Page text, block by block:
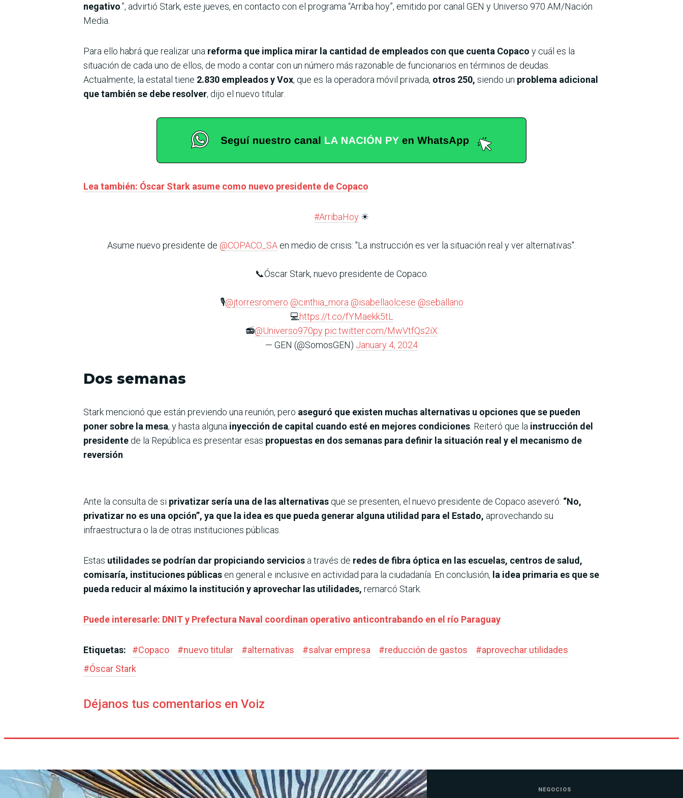
negativo.”, advirtió Stark, este jueves, en contacto con el programa “Arriba hoy”, emitido por canal GEN y Universo 970 AM/Nación
Media.
Para ello habrá que realizar una reforma que implica mirar la cantidad de empleados con que cuenta Copaco y cuál es la
situación de cada uno de ellos, de modo a contar con un número más razonable de funcionarios en términos de deudas.
Actualmente, la estatal tiene 2.830 empleados y Vox, que es la operadora móvil privada, otros 250, siendo un problema adicional
que también se debe resolver, dijo el nuevo titular.
Lea también: Óscar Stark asume como nuevo presidente de Copaco
#ArribaHoy ☀
Asume nuevo presidente de @COPACO_SA en medio de crisis: "La instrucción es ver la situación real y ver alternativas".
📞Óscar Stark, nuevo presidente de Copaco.
🎙️@jtorresromero @cinthia_mora @isabellaolcese @seballano
💻 https://t.co/fYMaekk5tL
📻@Universo970py pic.twitter.com/MwVtfQs2iX
— GEN (@SomosGEN) January 4, 2024
Dos semanas
Stark mencionó que están previendo una reunión, pero aseguró que existen muchas alternativas u opciones que se pueden
poner sobre la mesa, y hasta alguna inyección de capital cuando esté en mejores condiciones . Reiteró que la instrucción del
presidente de la República es presentar esas propuestas en dos semanas para definir la situación real y el mecanismo de
reversión
Ante la consulta de si privatizar sería una de las alternativas que se presenten, el nuevo presidente de Copaco aseveró: “No,
privatizar no es una opción”, ya que la idea es que pueda generar alguna utilidad para el Estado, aprovechando su
infraestructura o la de otras instituciones públicas.
Estas utilidades se podrían dar propiciando servicios a través de redes de fibra óptica en las escuelas, centros de salud,
comisaría, instituciones públicas en general e inclusive en actividad para la ciudadanía. En conclusión, la idea primaria es que se
pueda reducir al máximo la institución y aprovechar las utilidades, remarcó Stark.
Puede interesarle: DNIT y Prefectura Naval coordinan operativo anticontrabando en el río Paraguay
Etiquetas: #Copaco #nuevo titular #alternativas #salvar empresa #reducción de gastos #aprovechar utilidades
#Óscar Stark
Déjanos tus comentarios en Voiz
NEGOCIOS